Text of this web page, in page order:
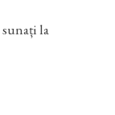
sunați la